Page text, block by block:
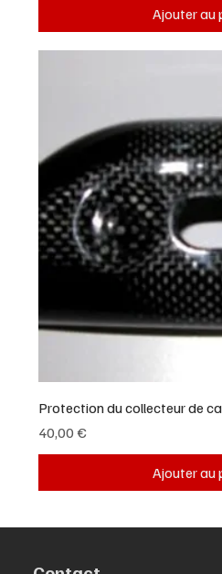
Ajouter au
Protection du collecteur de
Prix
40,00 €
Ajouter au